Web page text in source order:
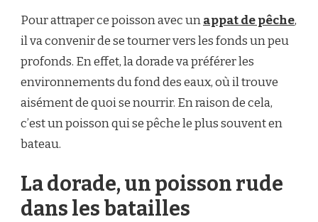
Pour attraper ce poisson avec unappat de pêche,
il va convenir de se tourner vers les fonds un peu
profonds. En effet, la dorade va préférer les
environnements du fond des eaux, où il trouve
aisément de quoi se nourrir. En raison de cela,
c’est un poisson qui se pêche le plus souvent en
bateau.
La dorade, un poisson rude
dans les batailles